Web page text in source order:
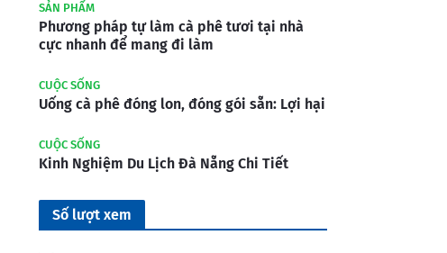
SẢN PHẨM
Phương pháp tự làm cà phê tươi tại nhà
cực nhanh để mang đi làm
CUỘC SỐNG
Uống cà phê đóng lon, đóng gói sẵn: Lợi hại
CUỘC SỐNG
Kinh Nghiệm Du Lịch Đà Nẵng Chi Tiết
Số lượt xem